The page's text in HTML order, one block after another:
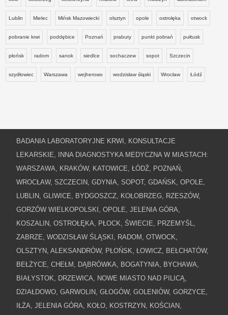
Lublin Mielec Mińsk Mazowiecki olsztyn opole ostrołęka otwock
pobranie krwi poddębice Poznań prabuty punkt pobrań pułtusk
płońsk radom sanok siedlce sochaczew sopot Szczecin
szydłowiec Warszawa wejherowo wodzisław śląski Wrocław Łódź
BADANIA LABORATORYJNE KRWI, KONSULTACJE
LEKARSKIE, INNA DIAGNOSTYKA MEDYCZNA W MIASTACH:
WARSZAWA, KRAKÓW, KATOWICE, ŁÓDŹ, POZNAŃ,
WROCŁAW, SZCZECIN, GDYNIA, SOPOT, GDAŃSK, OPOLE,
LUBLIN, GLIWICE, BYDGOSZCZ, KOŁOBRZEG, RZESZÓW,
GORZÓW WIELKOPOLSKI, OPOLE, JELENIA GÓRA,
KOSZALIN, OSTROŁĘKA, PŁOCK, ŚWIECIE, PRZEMYŚL,
ZABRZE, WODZISŁAW ŚLĄSKI, RADOM, OTWOCK,
OLSZTYN, ALEKSANDRÓW, PŁOŃSK, ŁOWICZ, BEŁCHATÓW,
BEŁŻYCE, CHEŁM, DĄBRÓWKA, BOGATYNIA, BYCHAWA,
BIAŁYSTOK, DRZEWICA, NOWE MIASTO NAD PILICĄ,
DZIAŁDOWO, GARWOLIN, GŁOGÓW, GOLENIÓW, GORZYCE,
IŁŻA, JELENIA GÓRA, KOŁO, KOSTRZYN, KOŚCIAN,